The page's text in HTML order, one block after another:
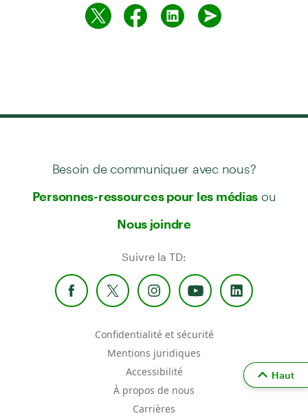
Besoin de communiquer avec nous?
Personnes-ressources pour les médias ou
Nous joindre
Suivre la TD:
Confidentialité et sécurité
Mentions juridiques
Accessibilité
À propos de nous
Carrières
Haut